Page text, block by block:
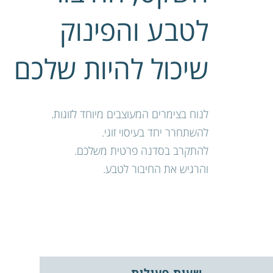
לטבע והפינוק
שיכול להיות שלכם
לנוח בצימרים המעוצבים מיוחד לזוגות.
להשתחרר יחד בעיסוי זוגי.
להתקרב בסדנה פרטית משלכם.
והרגיש את החיבור לטבע.